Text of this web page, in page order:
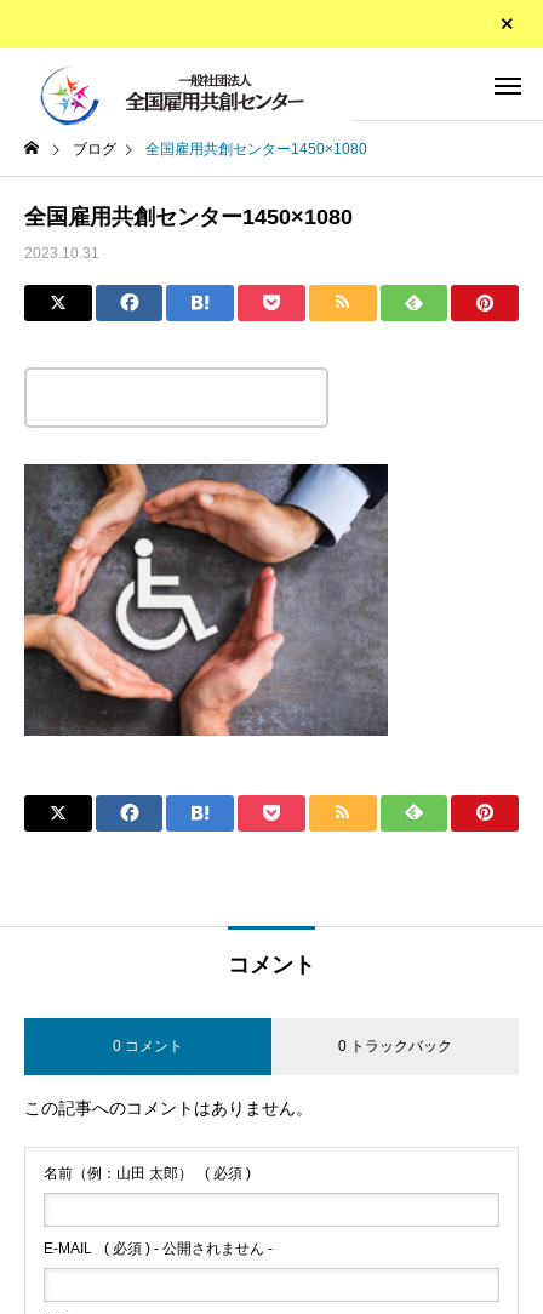
ブログ 全国雇用共創センター1450×1080
全国雇用共創センター1450×1080
2023.10.31
コメント
0 コメント 0 トラックバック
この記事へのコメントはありません。
名前（例：山田 太郎） ( 必須 )
E-MAIL ( 必須 ) - 公開されません -